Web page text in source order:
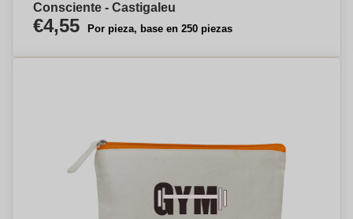
Consciente - Castigaleu
€4,55 Por pieza, base en 250 piezas